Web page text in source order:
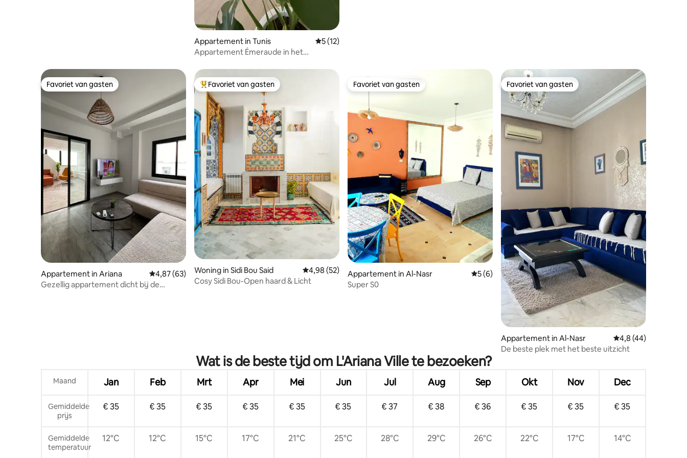
Appartement in Tunis Gemiddelde beoordeling van 5 op 5, 12 recensies
5 (12)
Appartement Émeraude in het
Favoriet van gasten
Favoriet van gasten
Appartement in Ariana Gemiddelde beoordeling van 4,87 op 5, 63 recensies
4,87 (63)
Gezellig appartement dicht bij de
Topfavoriet van gasten
Favoriet van gasten
Woning in Sidi Bou Said Gemiddelde beoordeling van 4,98 op 5, 52 recensies
4,98 (52)
Cosy Sidi Bou-Open haard & Licht
Favoriet van gasten
Favoriet van gasten
Appartement in Al-Nasr Gemiddelde beoordeling van 5 op 5, 6 recensies
5 (6)
Super S0
Favoriet van gasten
Favoriet van gasten
Appartement in Al-Nasr Gemiddelde
4,8 (44)
De beste plek met het beste uitzicht
Wat is de beste tijd om L'Ariana Ville te bezoeken?
Maand Jan Feb Mrt Apr Mei Jun Jul Aug Sep Okt Nov Dec
Gemiddelde
prijs
€ 35 € 35 € 35 € 35 € 35 € 35 € 37 € 38 € 36 € 35 € 35 € 35
Gemiddelde
temperatuur
12°C 12°C 15°C 17°C 21°C 25°C 28°C 29°C 26°C 22°C 17°C 14°C